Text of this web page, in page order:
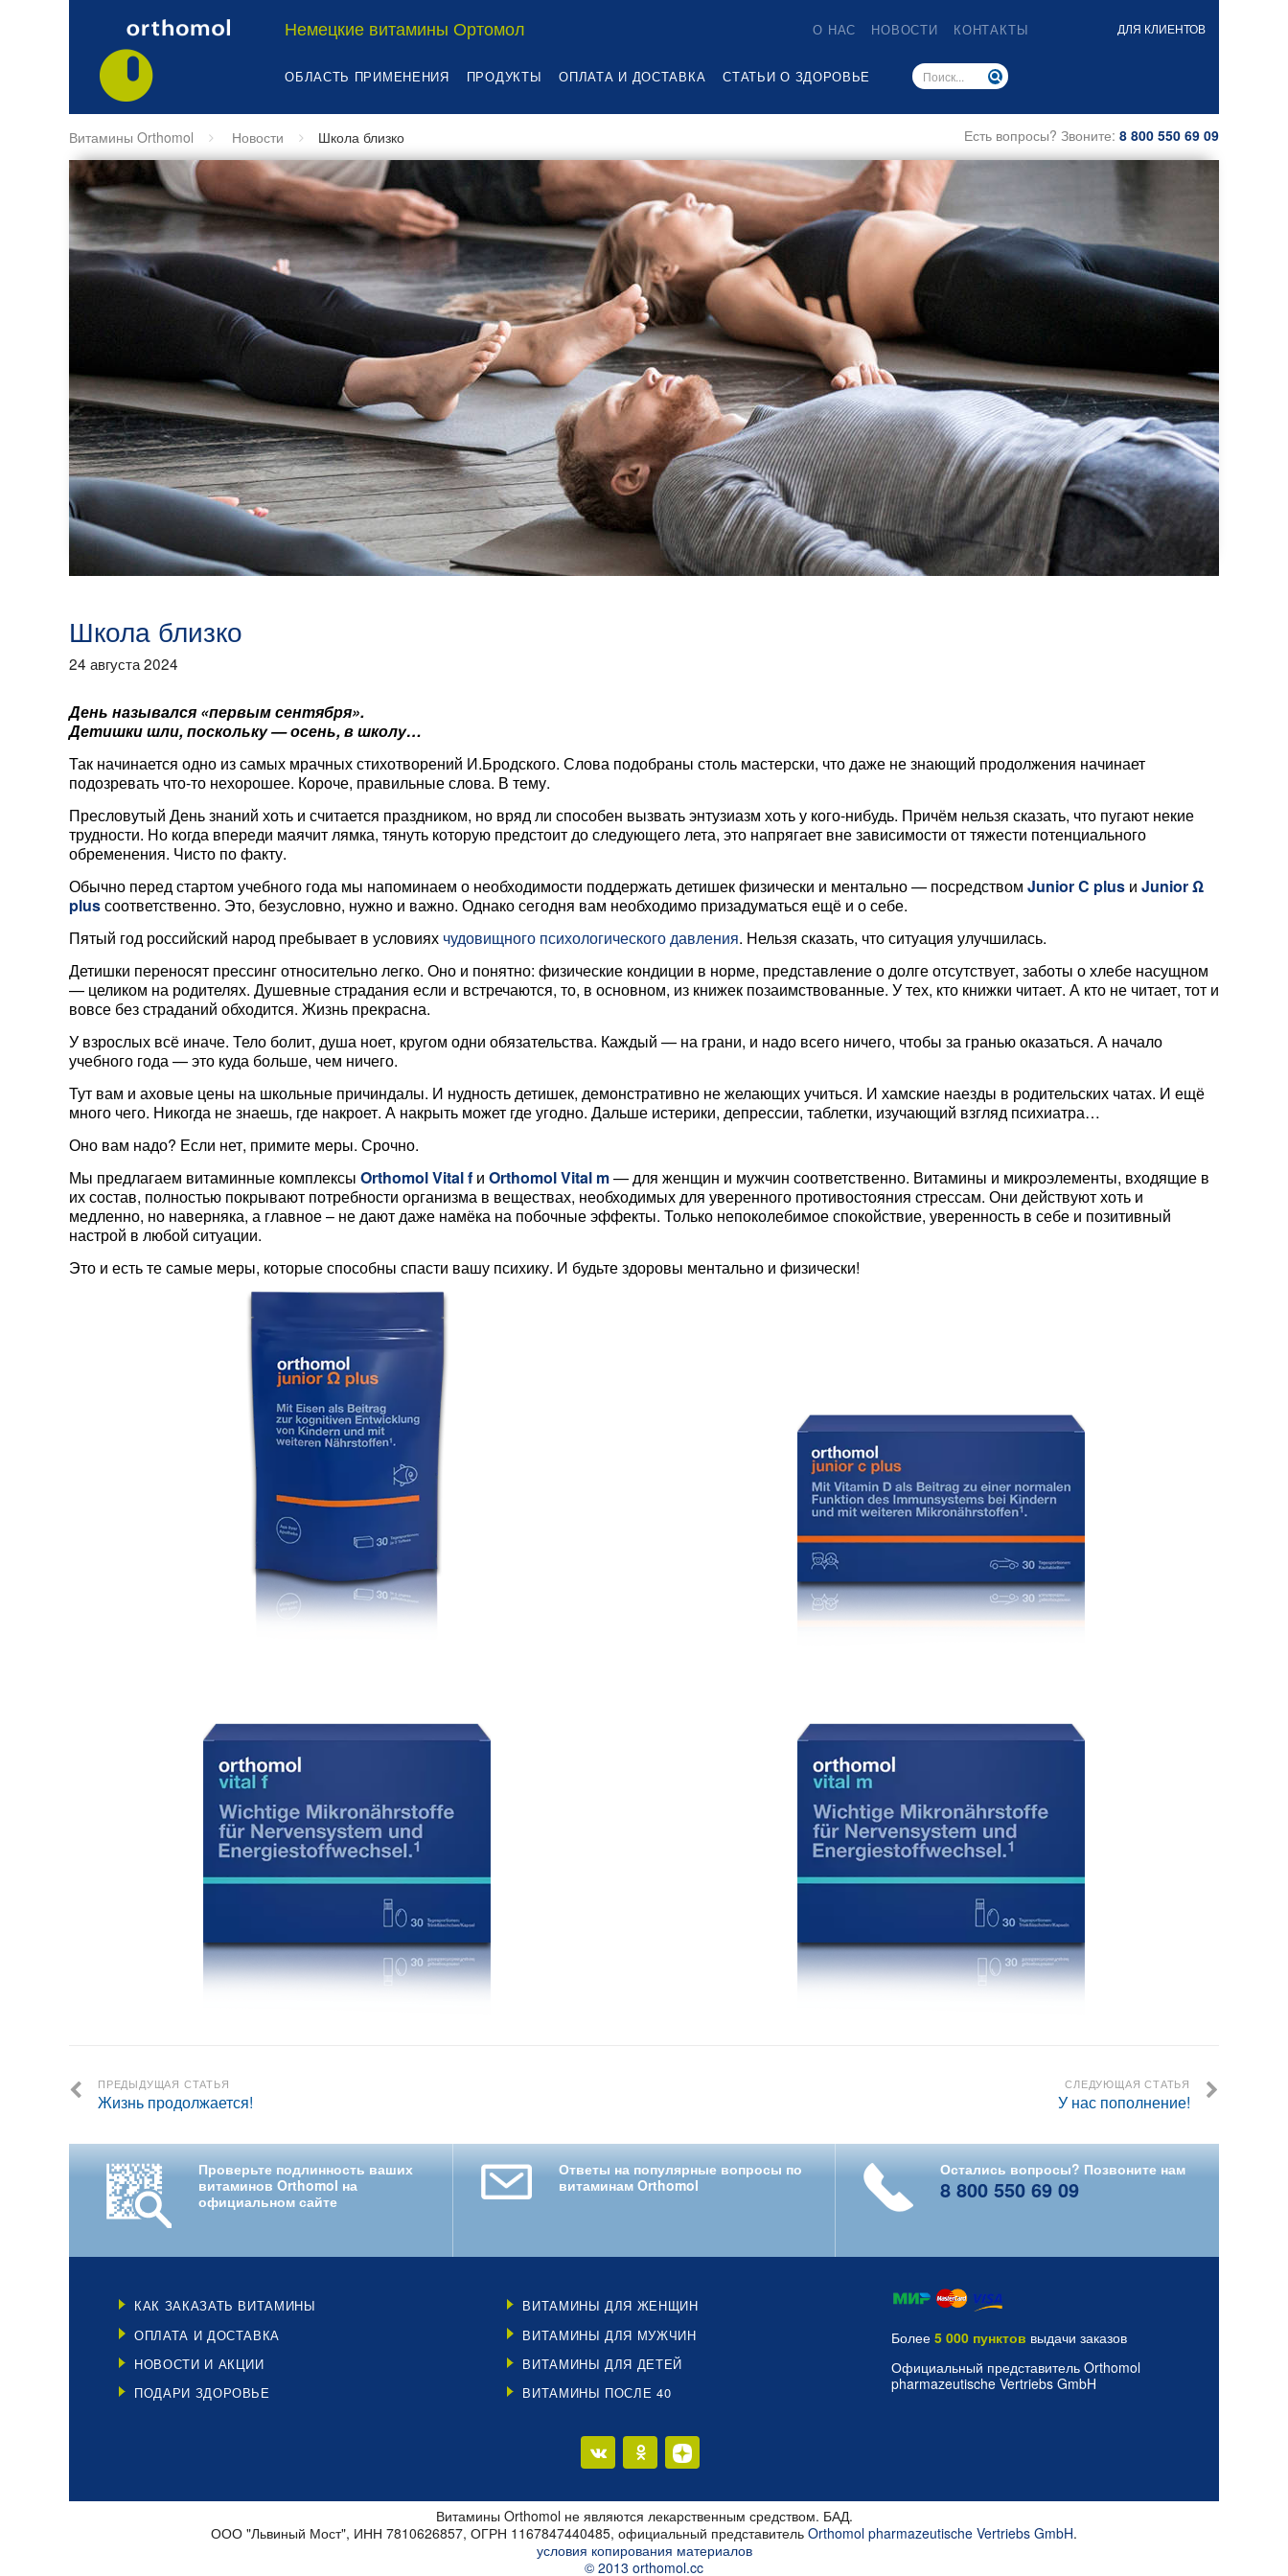
Немецкие витамины Ортомол О НАС НОВОСТИ КОНТАКТЫ ДЛЯ КЛИЕНТОВ
ОБЛАСТЬ ПРИМЕНЕНИЯ ПРОДУКТЫ ОПЛАТА И ДОСТАВКА СТАТЬИ О ЗДОРОВЬЕ
Витамины Orthomol Новости Школа близко Есть вопросы? Звоните: 8 800 550 69 09
Школа близко
24 августа 2024
День назывался «первым сентября».
Детишки шли, поскольку — осень, в школу…
Так начинается одно из самых мрачных стихотворений И.Бродского. Слова подобраны столь мастерски, что даже не знающий продолжения начинает
подозревать что-то нехорошее. Короче, правильные слова. В тему.
Пресловутый День знаний хоть и считается праздником, но вряд ли способен вызвать энтузиазм хоть у кого-нибудь. Причём нельзя сказать, что пугают некие
трудности. Но когда впереди маячит лямка, тянуть которую предстоит до следующего лета, это напрягает вне зависимости от тяжести потенциального
обременения. Чисто по факту.
Обычно перед стартом учебного года мы напоминаем о необходимости поддержать детишек физически и ментально — посредством Junior C plus и Junior Ω
plusсоответственно. Это, безусловно, нужно и важно. Однако сегодня вам необходимо призадуматься ещё и о себе.
Пятый год российский народ пребывает в условиях чудовищного психологического давления. Нельзя сказать, что ситуация улучшилась.
Детишки переносят прессинг относительно легко. Оно и понятно: физические кондиции в норме, представление о долге отсутствует, заботы о хлебе насущном
— целиком на родителях. Душевные страдания если и встречаются, то, в основном, из книжек позаимствованные. У тех, кто книжки читает. А кто не читает, тот и
вовсе без страданий обходится. Жизнь прекрасна.
У взрослых всё иначе. Тело болит, душа ноет, кругом одни обязательства. Каждый — на грани, и надо всего ничего, чтобы за гранью оказаться. А начало
учебного года — это куда больше, чем ничего.
Тут вам и аховые цены на школьные причиндалы. И нудность детишек, демонстративно не желающих учиться. И хамские наезды в родительских чатах. И ещё
много чего. Никогда не знаешь, где накроет. А накрыть может где угодно. Дальше истерики, депрессии, таблетки, изучающий взгляд психиатра…
Оно вам надо? Если нет, примите меры. Срочно.
Мы предлагаем витаминные комплексы Orthomol Vital f и Orthomol Vital m— для женщин и мужчин соответственно. Витамины и микроэлементы, входящие в
их состав, полностью покрывают потребности организма в веществах, необходимых для уверенного противостояния стрессам. Они действуют хоть и
медленно, но наверняка, а главное – не дают даже намёка на побочные эффекты. Только непоколебимое спокойствие, уверенность в себе и позитивный
настрой в любой ситуации.
Это и есть те самые меры, которые способны спасти вашу психику. И будьте здоровы ментально и физически!
ПРЕДЫДУЩАЯ СТАТЬЯ
Жизнь продолжается!
СЛЕДУЮЩАЯ СТАТЬЯ
У нас пополнение!
Проверьте подлинность ваших
витаминов Orthomol на
официальном сайте
Ответы на популярные вопросы по
витаминам Orthomol
Остались вопросы? Позвоните нам
8 800 550 69 09
КАК ЗАКАЗАТЬ ВИТАМИНЫ
ОПЛАТА И ДОСТАВКА
НОВОСТИ И АКЦИИ
ПОДАРИ ЗДОРОВЬЕ
ВИТАМИНЫ ДЛЯ ЖЕНЩИН
ВИТАМИНЫ ДЛЯ МУЖЧИН
ВИТАМИНЫ ДЛЯ ДЕТЕЙ
ВИТАМИНЫ ПОСЛЕ 40
Более 5 000 пунктов выдачи заказов
Официальный представитель Orthomol
pharmazeutische Vertriebs GmbH
Витамины Orthomol не являются лекарственным средством. БАД.
ООО "Львиный Мост", ИНН 7810626857, ОГРН 1167847440485, официальный представитель Orthomol pharmazeutische Vertriebs GmbH.
условия копирования материалов
© 2013 orthomol.cc